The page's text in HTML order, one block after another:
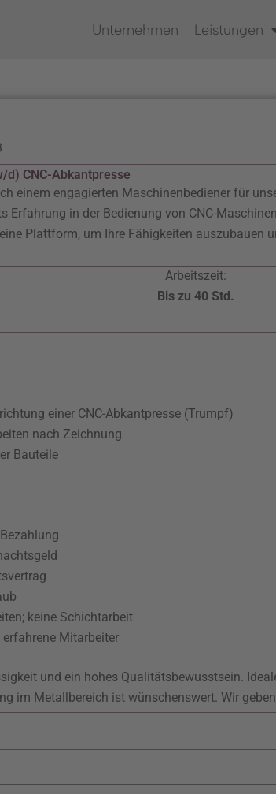
Unternehmen Leistungen
CNC-Abkantpresse
einem engagierten Maschinenbediener für
Erfahrung in der Bedienung von CNC-
Plattform, um Ihre Fähigkeiten auszubauen
Arbeitszeit:
Bis zu 40 Std.
einer CNC-Abkantpresse (Trumpf)
nach Zeichnung
Bauteile
keine Schichtarbeit
Mitarbeiter
und ein hohes Qualitätsbewusstsein.
im Metallbereich ist wünschenswert. Wir